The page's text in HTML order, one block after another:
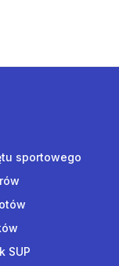
sportowego
SUP